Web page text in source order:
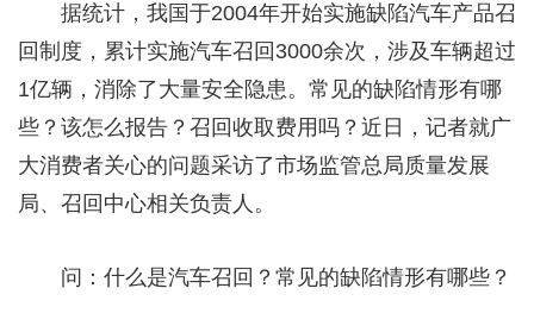
据统计，我国于2004年开始实施缺陷汽车产品召
回制度，累计实施汽车召回3000余次，涉及车辆超过
1亿辆，消除了大量安全隐患。常见的缺陷情形有哪
些？该怎么报告？召回收取费用吗？近日，记者就广
大消费者关心的问题采访了市场监管总局质量发展
局、召回中心相关负责人。
问：什么是汽车召回？常见的缺陷情形有哪些？